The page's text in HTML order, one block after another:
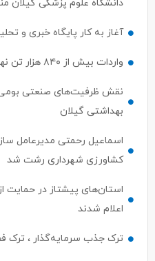
دانشگاه علوم پزشکی گیلان
آغاز به کار پایگاه خبری و
واردات بیش از ۸۴۰ هزار تن نهاده دامی از بنادر كاسپین و انزلی
نقش ظرفیت‌های صنعتی بومی
بهداشتی گیلان
اسماعیل رحمتی مدیرعامل
کشاورزی شهرداری رشت شد
استان‌های پیشتاز در حمایت
اعلام شدند
ترک جذب سرمایه‌گذار ،